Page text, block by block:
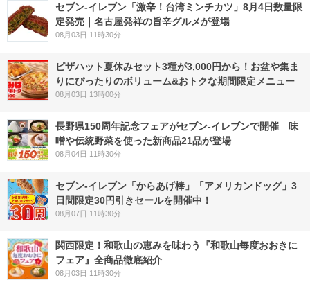
セブン-イレブン「激辛！台湾ミンチカツ」8月4日数量限
定発売｜名古屋発祥の旨辛グルメが登場
08月03日 11時30分
ピザハット夏休みセット3種が3,000円から！お盆や集ま
りにぴったりのボリューム&おトクな期間限定メニュー
08月03日 13時00分
長野県150周年記念フェアがセブン-イレブンで開催 味
噌や伝統野菜を使った新商品21品が登場
08月04日 11時30分
セブン‐イレブン「からあげ棒」「アメリカンドッグ」3
日間限定30円引きセールを開催中！
08月07日 11時30分
関西限定！和歌山の恵みを味わう『和歌山毎度おおきに
フェア』全商品徹底紹介
08月03日 11時30分